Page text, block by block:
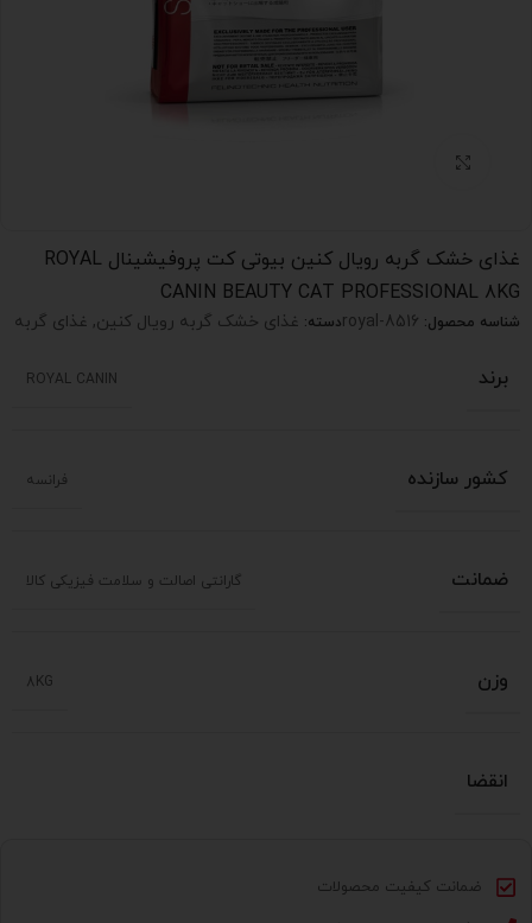
غذای خشک گربه رویال کنین بیوتی کت پروفیشینال ROYAL
CANIN BEAUTY CAT PROFESSIONAL 8KG
شناسه محصول: royal-8516دسته: غذای خشک گربه رویال کنین, غذای گربه
برند ROYAL CANIN
کشور سازنده فرانسه
ضمانت گارانتی اصالت و سلامت فیزیکی کالا
وزن 8KG
انقضا
ضمانت کیفیت محصولات